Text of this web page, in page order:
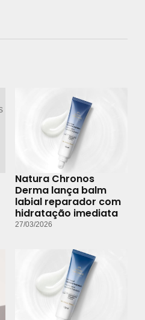
Natura Chronos
Derma lança balm
labial reparador com
hidratação imediata
27/03/2026